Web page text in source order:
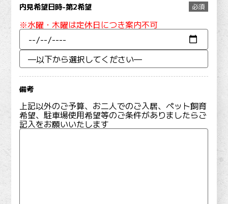
内見希望日時-第2希望 必須
※水曜・木曜は定休日につき案内不可
備考
上記以外のご予算、お二人でのご入居、ペット飼育
希望、駐車場使用希望等のご条件がありましたらご
記入をお願いいたします